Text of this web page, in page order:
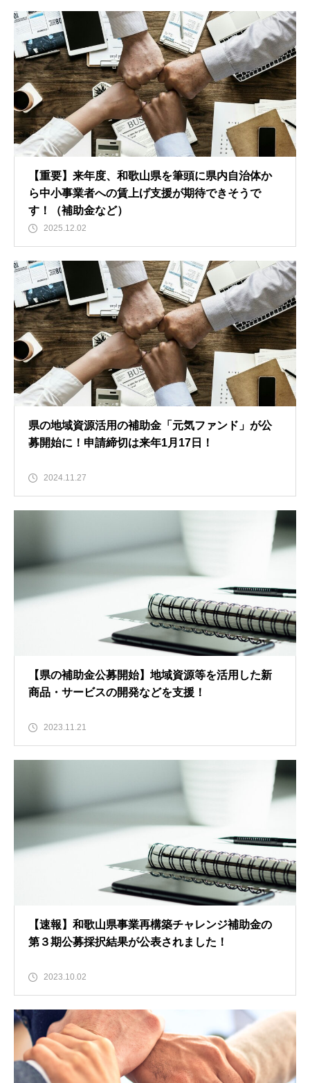
【重要】来年度、和歌山県を筆頭に県内自治体か
ら中小事業者への賃上げ支援が期待できそうで
す！（補助金など）
2025.12.02
県の地域資源活用の補助金「元気ファンド」が公
募開始に！申請締切は来年1月17日！
2024.11.27
【県の補助金公募開始】地域資源等を活用した新
商品・サービスの開発などを支援！
2023.11.21
【速報】和歌山県事業再構築チャレンジ補助金の
第３期公募採択結果が公表されました！
2023.10.02